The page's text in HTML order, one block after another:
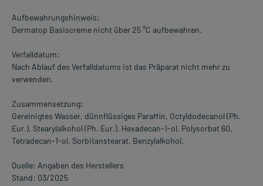
Aufbewahrungshinweis:
Dermatop Basiscreme nicht über 25 °C aufbewahren.
Verfalldatum:
Nach Ablauf des Verfalldatums ist das Präparat nicht mehr zu
verwenden.
Zusammensetzung:
Gereinigtes Wasser, dünnflüssiges Paraffin, Octyldodecanol (Ph.
Eur.), Stearylalkohol (Ph. Eur.), Hexadecan-1-ol, Polysorbat 60,
Tetradecan-1-ol, Sorbitanstearat, Benzylalkohol.
Quelle: Angaben des Herstellers
Stand: 03/2025